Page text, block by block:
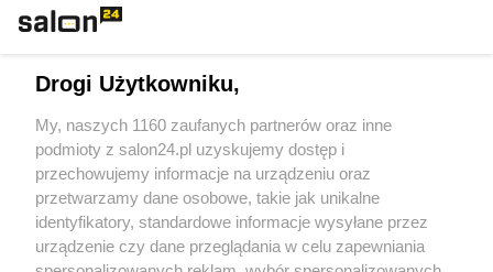
Sport
Społeczeństwo
Kultura
Drogi Użytkowniku,
My, naszych 1160 zaufanych partnerów oraz inne
podmioty z salon24.pl uzyskujemy dostęp i
przechowujemy informacje na urządzeniu oraz
przetwarzamy dane osobowe, takie jak unikalne
identyfikatory, standardowe informacje wysyłane przez
urządzenie czy dane przeglądania w celu zapewniania